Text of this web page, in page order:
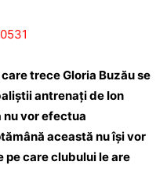
trece Gloria Buzău se
antrenaţi de Ion
nu vor efectua
această nu îşi vor
pe care clubului le are